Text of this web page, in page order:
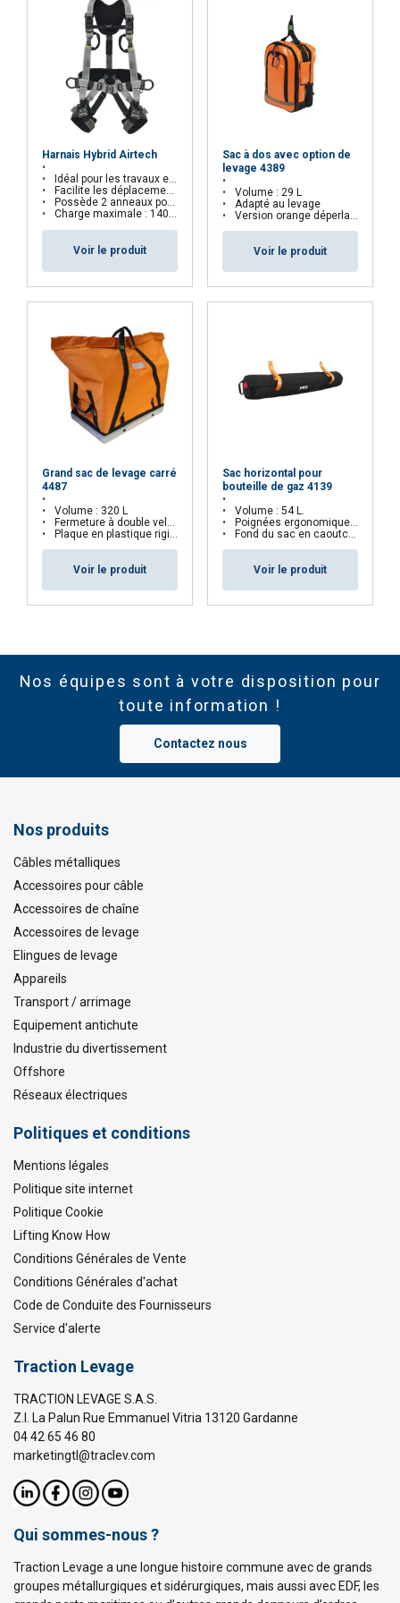
Harnais Hybrid Airtech
Idéal pour les travaux en industrie et pour le travail en suspension
Facilite les déplacements verticaux sur rail ou câble
Possède 2 anneaux porte-outils
Charge maximale : 140 kg
Voir le produit
Sac à dos avec option de
levage 4389
Volume : 29 L
Adapté au levage
Version orange déperlante
Voir le produit
Grand sac de levage carré
4487
Volume : 320 L
Fermeture à double velcro
Plaque en plastique rigide au fond du sac
Voir le produit
Sac horizontal pour
bouteille de gaz 4139
Volume : 54 L.
Poignées ergonomiques à chaque extrémité du sac.
Fond du sac en caoutchouc épais.
Voir le produit
Nos équipes sont à votre disposition pour
toute information !
Contactez nous
Nos produits
Câbles métalliques
Accessoires pour câble
Accessoires de chaîne
Accessoires de levage
Elingues de levage
Appareils
Transport / arrimage
Equipement antichute
Industrie du divertissement
Offshore
Réseaux électriques
Politiques et conditions
Mentions légales
Politique site internet
Politique Cookie
Lifting Know How
Conditions Générales de Vente
Conditions Générales d'achat
Code de Conduite des Fournisseurs
Service d'alerte
Traction Levage
TRACTION LEVAGE S.A.S.
Z.I. La Palun Rue Emmanuel Vitria 13120 Gardanne
04 42 65 46 80
marketingtl@traclev.com
Qui sommes-nous ?
Traction Levage a une longue histoire commune avec de grands
groupes métallurgiques et sidérurgiques, mais aussi avec EDF, les
Fonctionnalité Non classifiés
REFUSER TOUT
AFFICHER LES DÉTAILS